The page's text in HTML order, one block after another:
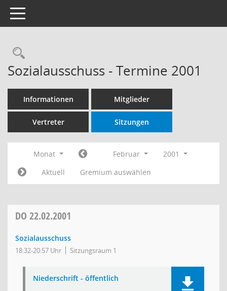
Toggle navigation
Rechercheauswahl
Sozialausschuss - Termine 2001
Informationen Mitglieder
Vertreter Sitzungen
Monat Februar
2001
Aktuell
Gremium auswählen
DO 22.02.2001
Sozialausschuss
18:32-20:57 Uhr Sitzungsraum 1
Niederschrift - öffentlich